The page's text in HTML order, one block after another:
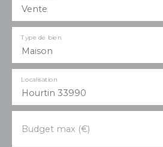
Vente
Maison
Type de bien
Hourtin 33990
Localisation
Budget max (€)